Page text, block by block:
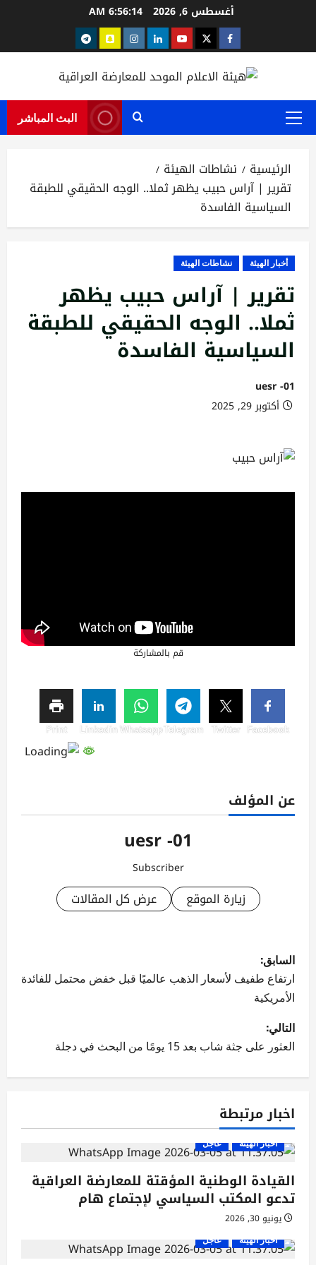
المحتوى
أغسطس 6, 2026 6:56:15 AM
facebook
Twitter
youtube
Linkedin
instagram
snapchat
Telegram
القائمة
البث المباشر
الرئيسية
نشاطات الهيئة
تقرير | آراس حبيب يظهر ثملا.. الوجه الحقيقي للطبقة
السياسية الفاسدة
أخبار الهيئة نشاطات الهيئة
تقرير | آراس حبيب يظهر
ثملا.. الوجه الحقيقي للطبقة
السياسية الفاسدة
uesr -01
أكتوبر 29, 2025
قم بالمشاركة
Facebook
Twitter
Telegram
Whatsapp
Linkedin
Print
عن المؤلف
uesr -01
Subscriber
زيارة الموقع عرض كل المقالات
ت
ص
فّ
ح
ا
ل
م
ق
ا
ل
ا
السابق:
ارتفاع طفيف لأسعار الذهب عالميًا قبل خفض محتمل للفائدة
الأمريكية
التالي:
العثور على جثة شاب بعد 15 يومًا من البحث في دجلة
اخبار مرتبطة
أخبار الهيئة عاجل
القيادة الوطنية المؤقتة للمعارضة العراقية
تدعو المكتب السياسي لإجتماع هام
يونيو 30, 2026
أخبار الهيئة عاجل